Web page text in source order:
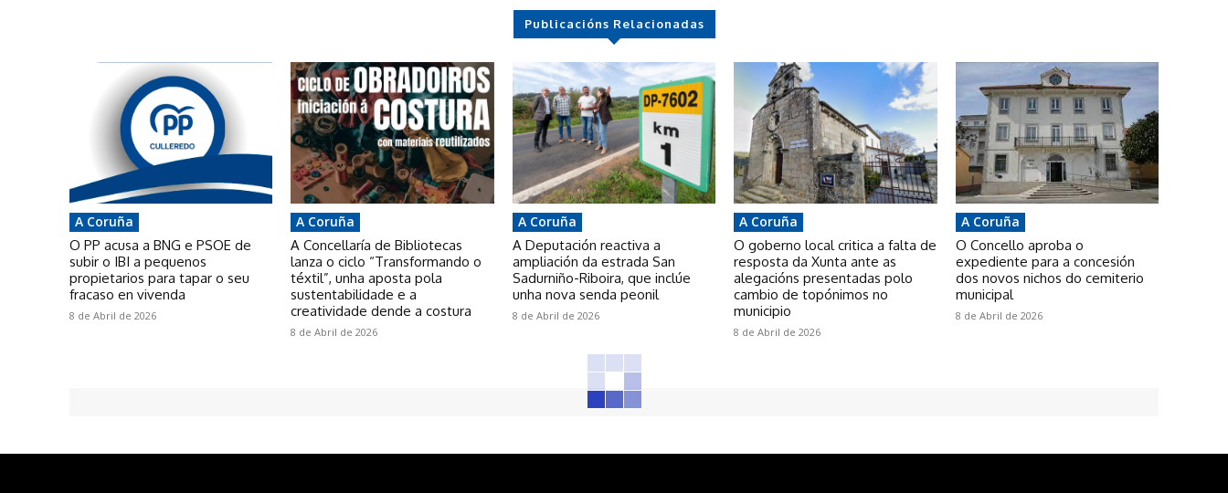
Publicacións Relacionadas
A Coruña
O PP acusa a BNG e PSOE de
subir o IBI a pequenos
propietarios para tapar o seu
fracaso en vivenda
8 de Abril de 2026
A Coruña
A Concellaría de Bibliotecas
lanza o ciclo “Transformando o
téxtil”, unha aposta pola
sustentabilidade e a
creatividade dende a costura
8 de Abril de 2026
A Coruña
A Deputación reactiva a
ampliación da estrada San
Sadurniño-Riboira, que inclúe
unha nova senda peonil
8 de Abril de 2026
A Coruña
O goberno local critica a falta de
resposta da Xunta ante as
alegacións presentadas polo
cambio de topónimos no
municipio
8 de Abril de 2026
A Coruña
O Concello aproba o
expediente para a concesión
dos novos nichos do cemiterio
municipal
8 de Abril de 2026